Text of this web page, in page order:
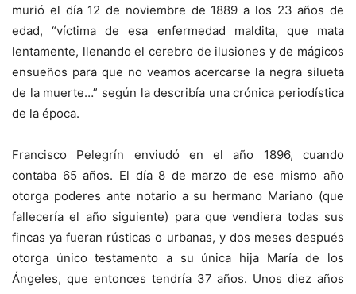
murió el día 12 de noviembre de 1889 a los 23 años de
edad, “víctima de esa enfermedad maldita, que mata
lentamente, llenando el cerebro de ilusiones y de mágicos
ensueños para que no veamos acercarse la negra silueta
de la muerte…” según la describía una crónica periodística
de la época.
Francisco Pelegrín enviudó en el año 1896, cuando
contaba 65 años. El día 8 de marzo de ese mismo año
otorga poderes ante notario a su hermano Mariano (que
fallecería el año siguiente) para que vendiera todas sus
fincas ya fueran rústicas o urbanas, y dos meses después
otorga único testamento a su única hija María de los
Ángeles, que entonces tendría 37 años. Unos diez años